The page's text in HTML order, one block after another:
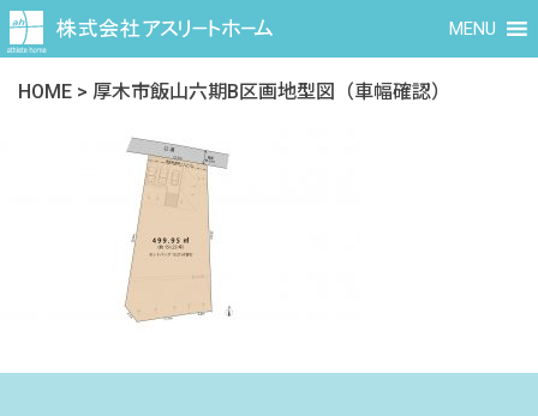
MENU
HOME > 厚木市飯山六期B区画地型図（車幅確認）